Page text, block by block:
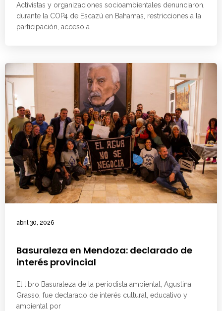
Activistas y organizaciones socioambientales denunciaron,
durante la COP4 de Escazú en Bahamas, restricciones a la
participación, acceso a
abril 30, 2026
Basuraleza en Mendoza: declarado de
interés provincial
El libro Basuraleza de la periodista ambiental, Agustina
Grasso, fue declarado de interés cultural, educativo y
ambiental por